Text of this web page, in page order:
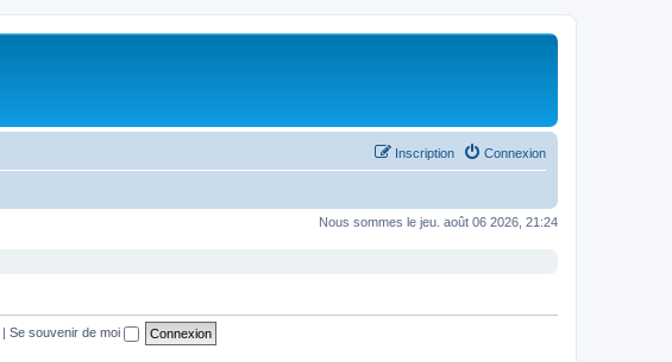
Connexion
Inscription
Nous sommes le jeu. août 06 2026, 21:24
| Se souvenir de moi